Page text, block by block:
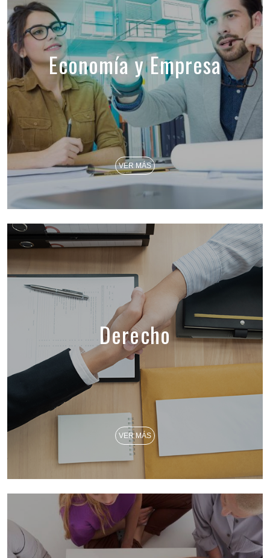
Economía y Empresa
VER MÁS
Derecho
VER MÁS